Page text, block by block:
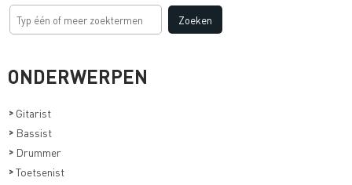
ONDERWERPEN
> Gitarist
> Bassist
> Drummer
>Toetsenist